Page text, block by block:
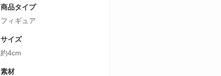
商品タイプ
フィギュア
サイズ
約4cm
素材